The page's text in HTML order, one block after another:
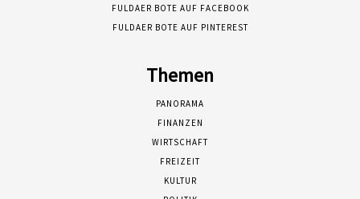
FULDAER BOTE AUF FACEBOOK
FULDAER BOTE AUF PINTEREST
Themen
PANORAMA
FINANZEN
WIRTSCHAFT
FREIZEIT
KULTUR